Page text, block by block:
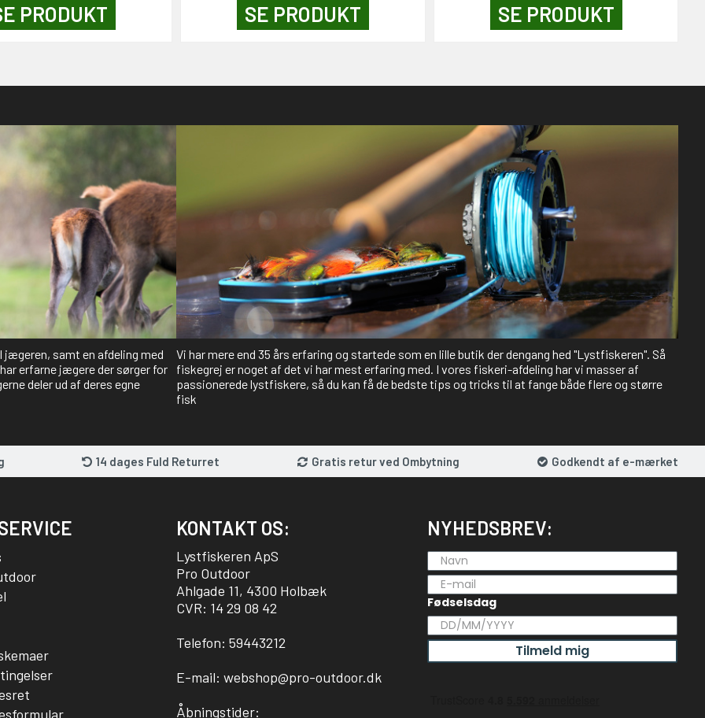
PRODUKT SE PRODUKT SE PRODUKT
samt en afdeling med
erfarne jægere der sørger for
deler ud af deres egne
Vi har mere end 35 års erfaring og startede som en lille butik der dengang hed "Lystfiskeren". Så
fiskegrej er noget af det vi har mest erfaring med. I vores fiskeri-afdeling har vi masser af
passionerede lystfiskere, så du kan få de bedste tips og tricks til at fange både flere og større
fisk
14 dages Fuld Returret Gratis retur ved Ombytning Godkendt af e-mærket
KONTAKT OS:
Lystfiskeren ApS
Pro Outdoor
Ahlgade 11, 4300 Holbæk
CVR: 14 29 08 42
Telefon: 59443212
E-mail: webshop@pro-outdoor.dk
Åbningstider:
NYHEDSBREV:
Fødselsdag
Tilmeld mig